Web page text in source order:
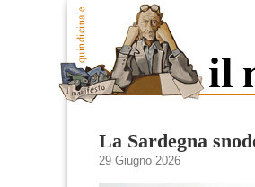
La Sardegna
29 Giugno 2026